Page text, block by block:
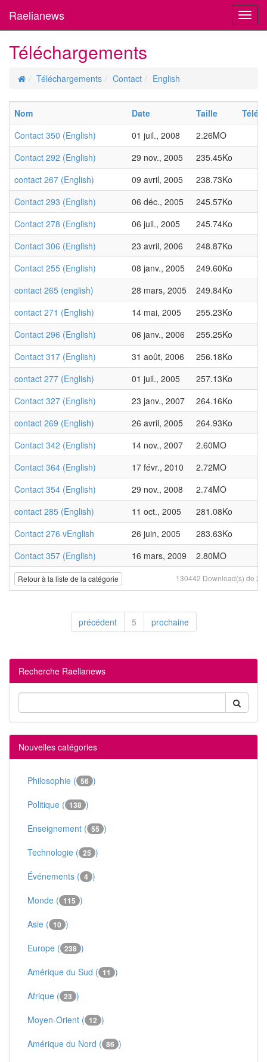
Raelianews
Téléchargements
Téléchargements Contact English
Nom Date Taille
Contact 350 (English)
01 juil., 2008
2.26MO
Contact 292 (English)
29 nov., 2005
235.45Ko
contact 267 (English)
09 avril, 2005
238.73Ko
Contact 293 (English)
06 déc., 2005
245.57Ko
Contact 278 (English)
06 juil., 2005
245.74Ko
Contact 306 (English)
23 avril, 2006
248.87Ko
Contact 255 (English)
08 janv., 2005
249.60Ko
contact 265 (english)
28 mars, 2005
249.84Ko
contact 271 (English)
14 mai, 2005
255.23Ko
Contact 296 (English)
06 janv., 2006
255.25Ko
Contact 317 (English)
31 août, 2006
256.18Ko
contact 277 (English)
01 juil., 2005
257.13Ko
Contact 327 (English)
23 janv., 2007
264.16Ko
contact 269 (English)
26 avril, 2005
264.93Ko
Contact 342 (English)
14 nov., 2007
2.60MO
Contact 364 (English)
17 févr., 2010
2.72MO
Contact 354 (English)
29 nov., 2008
2.74MO
contact 285 (English)
11 oct., 2005
281.08Ko
Contact 276 vEnglish
26 juin, 2005
283.63Ko
Contact 357 (English)
16 mars, 2009 2.80MO
Retour à la liste de la catégorie 130442 Download(s) de 20
précédent 5 prochaine
Recherche Raelianews
Nouvelles catégories
Philosophie ( 56 )
Politique ( 138 )
Enseignement ( 55 )
Technologie ( 25 )
Événements ( 4 )
Monde ( 115 )
Asie ( 10 )
Europe ( 238 )
Amérique du Sud ( 11 )
Afrique ( 23 )
Moyen-Orient ( 12 )
Amérique du Nord ( 86 )